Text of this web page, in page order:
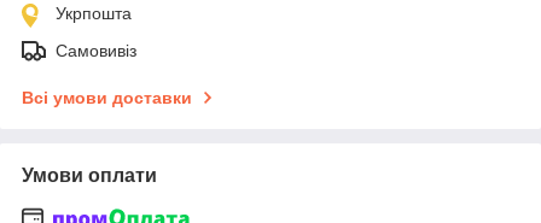
Укрпошта
Самовивіз
Всі умови доставки
Умови оплати